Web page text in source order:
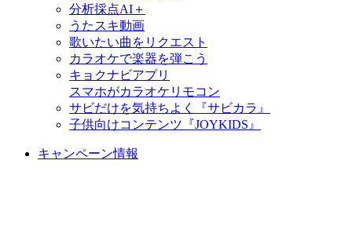
分析採点AI＋
うたスキ動画
歌いたい曲をリクエスト
カラオケで楽器を弾こう
キョクナビアプリ
スマホがカラオケリモコン
サビだけを気持ちよく『サビカラ』
子供向けコンテンツ『JOYKIDS』
キャンペーン情報